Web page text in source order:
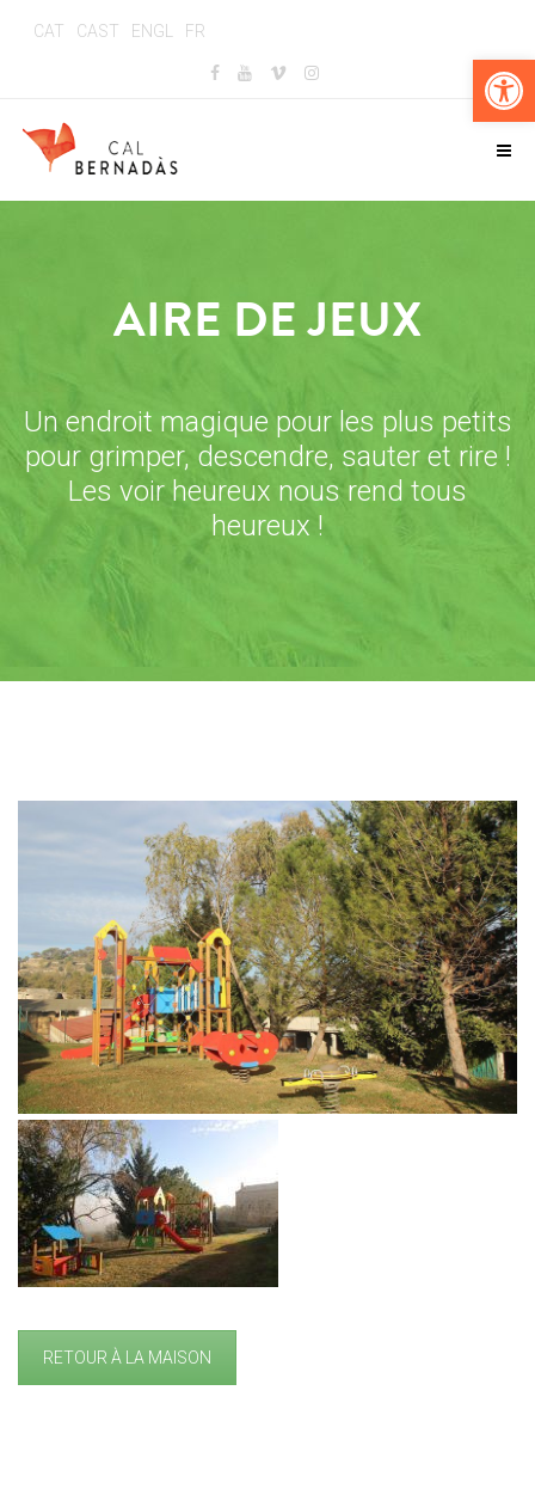
CAT CAST ENGL FR
AIRE DE JEUX
Un endroit magique pour les plus petits
pour grimper, descendre, sauter et rire !
Les voir heureux nous rend tous
heureux !
RETOUR À LA MAISON